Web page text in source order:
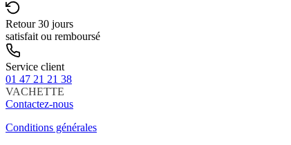
Retour 30 jours
satisfait ou remboursé
Service client
01 47 21 21 38
VACHETTE
Contactez-nous
Conditions générales